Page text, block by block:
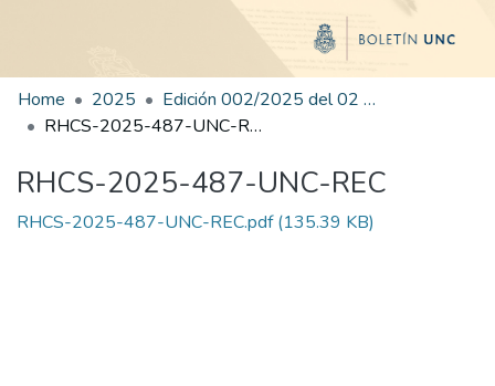
Home 2025
Edición 002/2025 del 02 de junio de 2025
RHCS-2025-487-UNC-REC
RHCS-2025-487-UNC-REC
RHCS-2025-487-UNC-REC.pdf(135.39 KB)